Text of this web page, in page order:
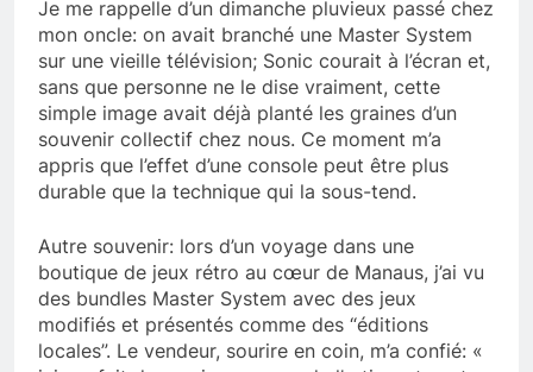
Je me rappelle d’un dimanche pluvieux passé chez
mon oncle: on avait branché une Master System
sur une vieille télévision; Sonic courait à l’écran et,
sans que personne ne le dise vraiment, cette
simple image avait déjà planté les graines d’un
souvenir collectif chez nous. Ce moment m’a
appris que l’effet d’une console peut être plus
durable que la technique qui la sous-tend.
Autre souvenir: lors d’un voyage dans une
boutique de jeux rétro au cœur de Manaus, j’ai vu
des bundles Master System avec des jeux
modifiés et présentés comme des “éditions
locales”. Le vendeur, sourire en coin, m’a confié: «